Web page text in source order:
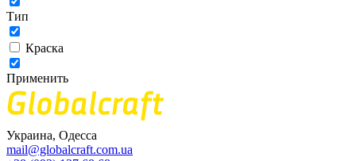
Тип
Краска
Применить
Украина, Одесса
mail@globalcraft.com.ua